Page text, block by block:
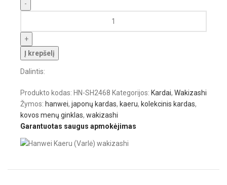
Į krepšelį
Dalintis:
Produkto kodas: HN-SH2468 Kategorijos: Kardai, Wakizashi
Žymos: hanwei, japonų kardas, kaeru, kolekcinis kardas,
kovos menų ginklas, wakizashi
Garantuotas saugus apmokėjimas